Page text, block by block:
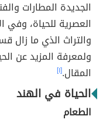
الجديدة المطارات
العصرية للحياة، وفي
والتراث الذي ما زال
ولمعرفة المزيد عن
المقال.[١]
الحياة في الهند
الطعام